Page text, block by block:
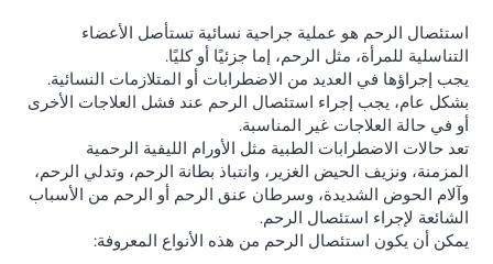
استئصال الرحم هو عملية جراحية نسائية تستأصل الأعضاء
التناسلية للمرأة، مثل الرحم، إما جزئيًا أو كليًا.
يجب إجراؤها في العديد من الاضطرابات أو المتلازمات النسائية.
بشكل عام، يجب إجراء استئصال الرحم عند فشل العلاجات الأخرى
أو في حالة العلاجات غير المناسبة.
تعد حالات الاضطرابات الطبية مثل الأورام الليفية الرحمية
المزمنة، ونزيف الحيض الغزير، وانتباذ بطانة الرحم، وتدلي الرحم،
وآلام الحوض الشديدة، وسرطان عنق الرحم أو الرحم من الأسباب
الشائعة لإجراء استئصال الرحم.
يمكن أن يكون استئصال الرحم من هذه الأنواع المعروفة: